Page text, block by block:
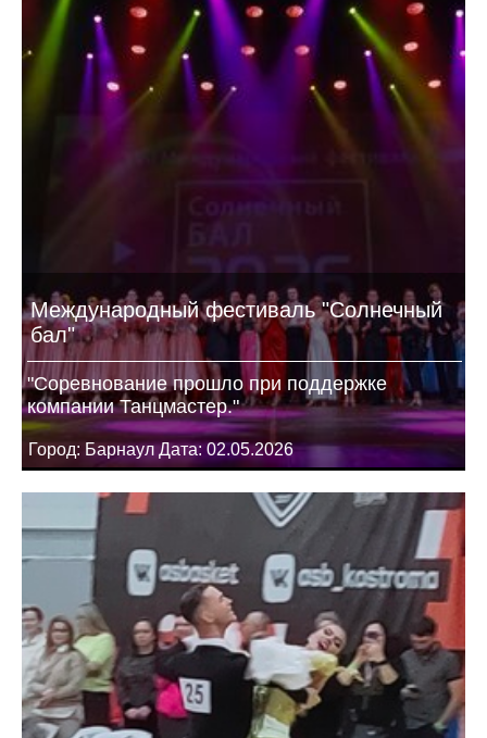
Международный фестиваль "Солнечный
бал"
"Соревнование прошло при поддержке
компании Танцмастер."
Город: Барнаул Дата: 02.05.2026